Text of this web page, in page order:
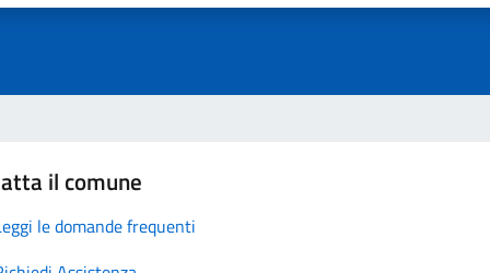
il comune
le domande frequenti